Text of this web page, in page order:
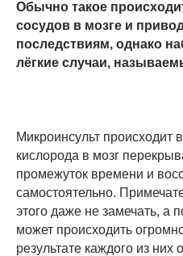
Обычно такое
сосудов в мозге и
последствиям, однако
лёгкие случаи,
Микроинсульт происходит
кислорода в мозг
промежуток времени и
самостоятельно.
этого даже не замечать, а
может происходить
результате каждого из них